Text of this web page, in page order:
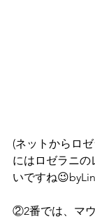
(ネットからロ
にはロゼラニの
いですね
②2番では、マ